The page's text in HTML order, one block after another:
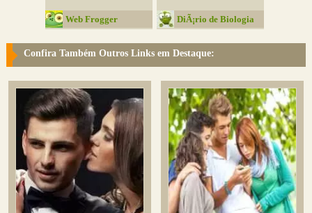
Web Frogger DiÃ¡rio de Biologia
Confira Também Outros Links em Destaque: